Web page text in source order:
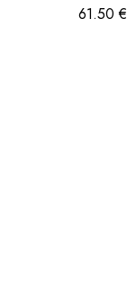
61.50€